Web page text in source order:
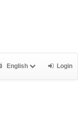
English Login